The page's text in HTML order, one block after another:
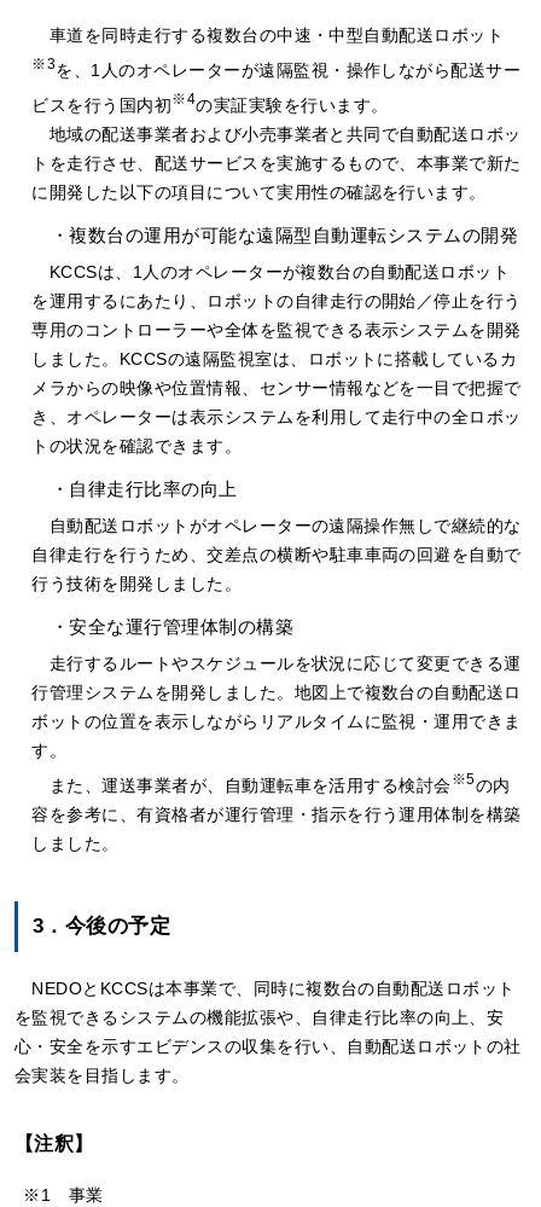
車道を同時走行する複数台の中速・中型自動配送ロボット
※3を、1人のオペレーターが遠隔監視・操作しながら配送サー
ビスを行う国内初※4の実証実験を行います。
地域の配送事業者および小売事業者と共同で自動配送ロボッ
トを走行させ、配送サービスを実施するもので、本事業で新た
に開発した以下の項目について実用性の確認を行います。
・複数台の運用が可能な遠隔型自動運転システムの開発
KCCSは、1人のオペレーターが複数台の自動配送ロボット
を運用するにあたり、ロボットの自律走行の開始／停止を行う
専用のコントローラーや全体を監視できる表示システムを開発
しました。KCCSの遠隔監視室は、ロボットに搭載しているカ
メラからの映像や位置情報、センサー情報などを一目で把握で
き、オペレーターは表示システムを利用して走行中の全ロボッ
トの状況を確認できます。
・自律走行比率の向上
自動配送ロボットがオペレーターの遠隔操作無しで継続的な
自律走行を行うため、交差点の横断や駐車車両の回避を自動で
行う技術を開発しました。
・安全な運行管理体制の構築
走行するルートやスケジュールを状況に応じて変更できる運
行管理システムを開発しました。地図上で複数台の自動配送ロ
ボットの位置を表示しながらリアルタイムに監視・運用できま
す。
また、運送事業者が、自動運転車を活用する検討会※5の内
容を参考に、有資格者が運行管理・指示を行う運用体制を構築
しました。
3．今後の予定
NEDOとKCCSは本事業で、同時に複数台の自動配送ロボット
を監視できるシステムの機能拡張や、自律走行比率の向上、安
心・安全を示すエビデンスの収集を行い、自動配送ロボットの社
会実装を目指します。
【注釈】
※1 事業